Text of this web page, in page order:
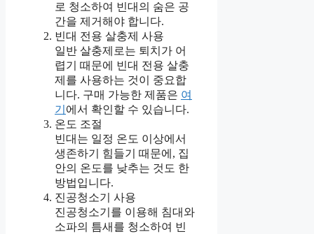
로 청소하여 빈대의 숨은 공
간을 제거해야 합니다.
빈대 전용 살충제 사용
일반 살충제로는 퇴치가 어
렵기 때문에 빈대 전용 살충
제를 사용하는 것이 중요합
니다. 구매 가능한 제품은 여
기 에서 확인할 수 있습니다.
온도 조절
빈대는 일정 온도 이상에서
생존하기 힘들기 때문에, 집
안의 온도를 낮추는 것도 한
방법입니다.
진공청소기 사용
진공청소기를 이용해 침대와
소파의 틈새를 청소하여 빈